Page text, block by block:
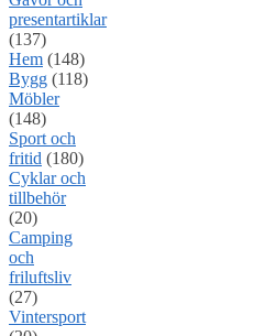
presentartiklar
(137)
Hem (148)
Bygg (118)
Möbler
(148)
Sport och
fritid (180)
Cyklar och
tillbehör
(20)
Camping
och
friluftsliv
(27)
Vintersport